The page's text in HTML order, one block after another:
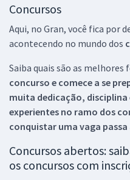
Concursos
Aqui, no Gran, você fica por
acontecendo no mundo dos
Saiba quais são as melhores
concurso e comece a se
muita dedicação,
experientes no ramo dos
conquistar uma vaga passa
Concursos abertos:
os concursos com